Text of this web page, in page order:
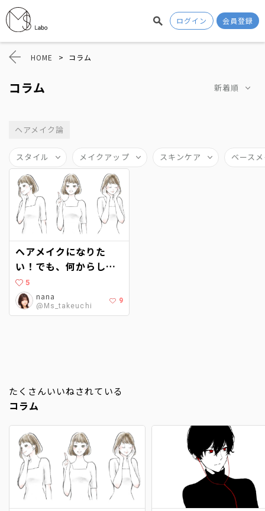
ログイン 会員登録
HOME > コラム
コラム 新着順
ヘアメイク論
スタイル メイクアップ スキンケア ベース
ヘアメイクになりた
い！でも、何からして
いいか分からな
い…。〜現役ヘアメイ
クに聞くヘアメイクア
5
nana
@Ms_takeuchi
9
たくさんいいねされている
コラム